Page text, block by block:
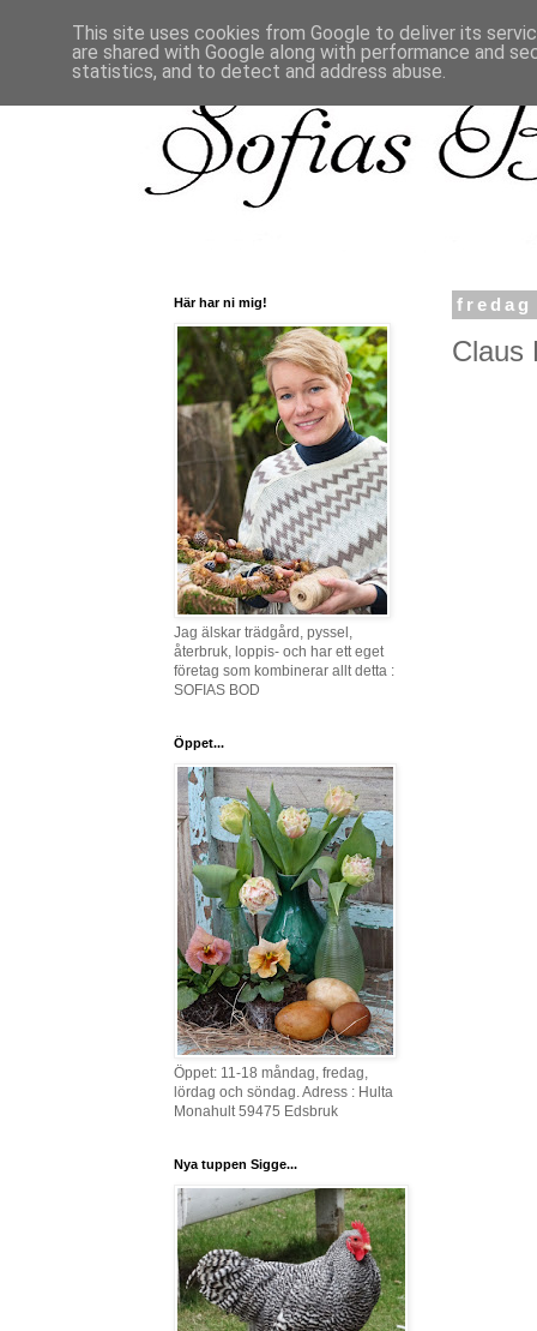
fredag
Claus
Här har ni mig!
Jag älskar trädgård, pyssel,
återbruk, loppis- och har ett eget
företag som kombinerar allt detta :
SOFIAS BOD
Öppet...
Öppet: 11-18 måndag, fredag,
lördag och söndag. Adress : Hulta
Monahult 59475 Edsbruk
Nya tuppen Sigge...
This site uses cookies from Google to deliver its
are shared with Google along with performance and
statistics, and to detect and address abuse.